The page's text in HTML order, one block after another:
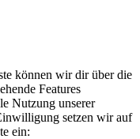
können wir dir über die
Features
Nutzung unserer
setzen wir auf
ein: